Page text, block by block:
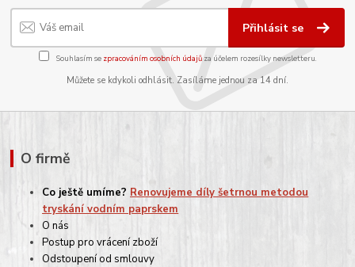
Přihlásit se
Souhlasím se zpracováním osobních údajůza účelem rozesílky newsletteru.
Můžete se kdykoli odhlásit. Zasíláme jednou za 14 dní.
O firmě
Co ještě umíme? Renovujeme díly šetrnou metodou
tryskání vodním paprskem
O nás
Postup pro vrácení zboží
Odstoupení od smlouvy